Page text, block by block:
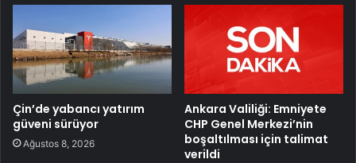
Çin’de yabancı yatırım
güveni sürüyor
Ağustos 8, 2026
Ankara Valiliği: Emniyete
CHP Genel Merkezi’nin
boşaltılması için talimat
verildi